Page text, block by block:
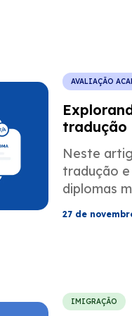
AVALIAÇÃO
tradução
dos EUA
Neste
tradução
diplomas
27 de
IMIGRAÇÃO